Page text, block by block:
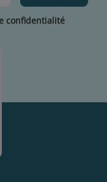
confidentialité